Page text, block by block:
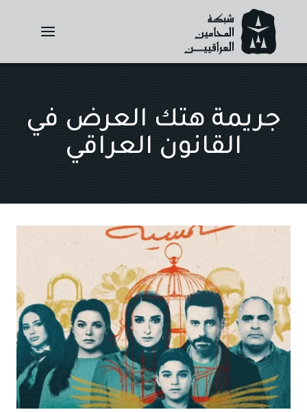
content
جريمة هتك العرض في
القانون العراقي